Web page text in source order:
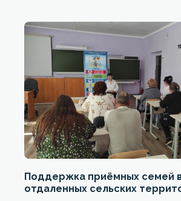
Поддержка приёмных семей
отдаленных сельских